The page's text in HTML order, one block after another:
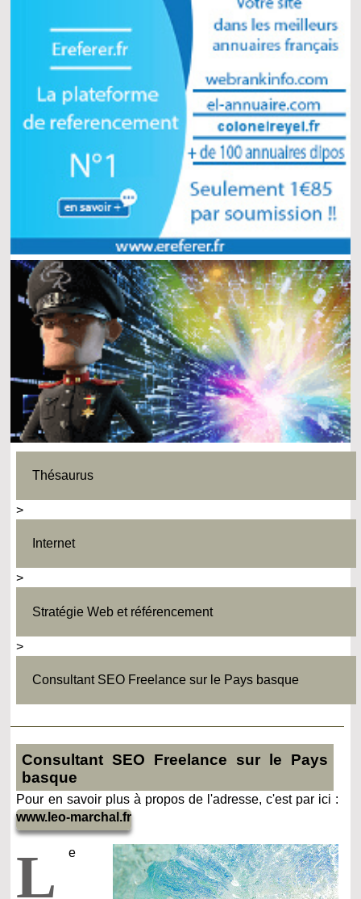
Thésaurus
>
Internet
>
Stratégie Web et référencement
>
Consultant SEO Freelance sur le Pays basque
Consultant SEO Freelance sur le Pays
basque
Pour en savoir plus à propos de l'adresse, c'est par ici :
www.leo-marchal.fr
L e